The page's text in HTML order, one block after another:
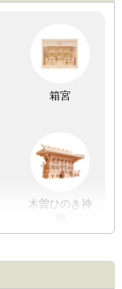
木・竹製
一対セット
箱宮
木曽ひのき神